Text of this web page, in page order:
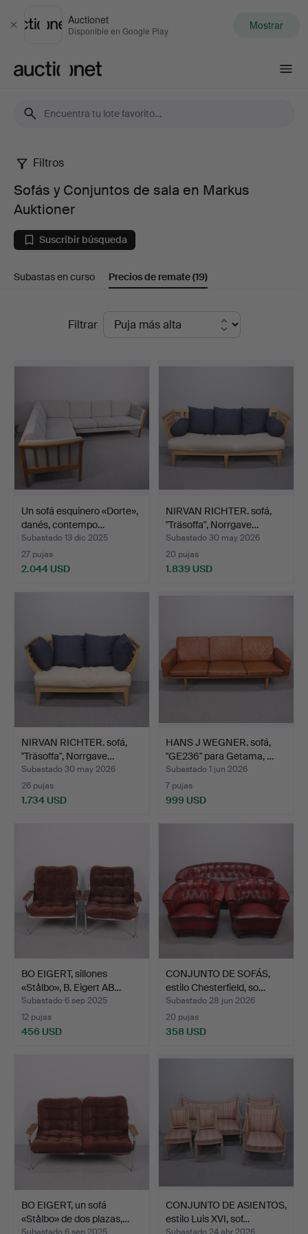
Cerrar
Auctionet
Disponible en Google Play Mostrar
Sofás
Conjuntos
de
Markus
Auktioner
Filtros
Sofás y Conjuntos de sala en Markus
Auktioner
Suscribir búsqueda
Subastas en curso Precios de remate(19)
remate
Filtrar
Un sofá esquinero «Dorte»,
danés, contempo…
Subastado 13 dic 2025
27 pujas
2.044 USD
NIRVAN RICHTER. sofá,
"Träsoffa", Norrgave…
Subastado 30 may 2026
20 pujas
1.839 USD
NIRVAN RICHTER. sofá,
"Träsoffa", Norrgave…
Subastado 30 may 2026
26 pujas
1.734 USD
HANS J WEGNER. sofá,
"GE236" para Getama, …
Subastado 1 jun 2026
7 pujas
999 USD
BO EIGERT, sillones
«Stålbo», B. Eigert AB…
Subastado 6 sep 2025
12 pujas
456 USD
CONJUNTO DE SOFÁS,
estilo Chesterfield, so…
Subastado 28 jun 2026
20 pujas
358 USD
BO EIGERT, un sofá
«Stålbo» de dos plazas,…
Subastado 6 sep 2025
CONJUNTO DE ASIENTOS,
estilo Luis XVI, sof…
Subastado 24 abr 2026